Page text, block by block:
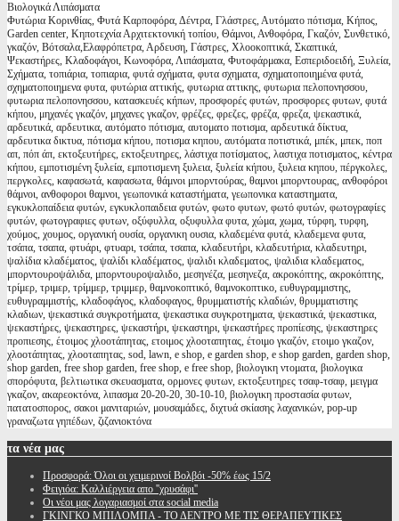
Βιολογικά Λιπάσματα
Φυτώρια Κορινθίας, Φυτά Καρποφόρα, Δέντρα, Γλάστρες, Αυτόματο πότισμα, Κήπος,
Garden center, Κηποτεχνία Αρχιτεκτονική τοπίου, Θάμνοι, Ανθοφόρα, Γκαζόν, Συνθετικό,
γκαζόν, Βότσαλα,Ελαφρόπετρα, Αρδευση, Γάστρες, Χλοοκοπτικά, Σκαπτικά,
Ψεκαστήρες, Κλαδοφάγοι, Κωνοφόρα, Λιπάσματα, Φυτοφάρμακα, Εσπεριδοειδή, Ξυλεία,
Σχήματα, τοπιάρια, τοπιαρια, φυτά σχήματα, φυτα σχηματα, σχηματοποιημένα φυτά,
σχηματοποιημενα φυτα, φυτώρια αττικής, φυτωρια αττικης, φυτωρια πελοπονησσου,
φυτωρια πελοπονησσου, κατασκευές κήπων, προσφορές φυτών, προσφορες φυτων, φυτά
κήπου, μηχανές γκαζόν, μηχανες γκαζον, φρέζες, φρεζες, φρέζα, φρεζα, ψεκαστικά,
αρδευτικά, αρδευτικα, αυτόματο πότισμα, αυτοματο ποτισμα, αρδευτικά δίκτυα,
αρδευτικα δικτυα, πότισμα κήπου, ποτισμα κηπου, αυτόματα ποτιστικά, μπέκ, μπεκ, ποπ
απ, πόπ άπ, εκτοξευτήρες, εκτοξευτηρες, λάστιχα ποτίσματος, λαστιχα ποτισματος, κέντρα
κήπου, εμποτισμένη ξυλεία, εμποτισμενη ξυλεια, ξυλεία κήπου, ξυλεια κηπου, πέργκολες,
περγκολες, καφασωτά, καφασωτα, θάμνοι μπορντούρας, θαμνοι μπορντουρας, ανθοφόροι
θάμνοι, ανθοφοροι θαμνοι, γεωπονικά καταστήματα, γεωπονικα καταστηματα,
εγκυκλοπαίδεια φυτών, εγκυκλοπαιδεια φυτών, φωτο φυτων, φωτό φυτών, φωτογραφίες
φυτών, φωτογραφιες φυτων, οξύφυλλα, οξυφυλλα φυτα, χώμα, χωμα, τύρφη, τυρφη,
χούμος, χουμος, οργανική ουσία, οργανικη ουσια, κλαδεμένα φυτά, κλαδεμενα φυτα,
τσάπα, τσαπα, φτυάρι, φτυαρι, τσάπα, τσαπα, κλαδευτήρι, κλαδευτήρια, κλαδευτηρι,
ψαλίδια κλαδέματος, ψαλίδι κλαδέματος, ψαλιδι κλαδεματος, ψαλιδια κλαδεματος,
μπορντουροψάλιδα, μπορντουροψαλιδο, μεσηνέζα, μεσηνεζα, ακροκόπτης, ακροκόπτης,
τρίμερ, τριμερ, τρίμμερ, τριμμερ, θαμνοκοπτικό, θαμνοκοπτικο, ευθυγραμμιστης,
ευθυγραμμιστής, κλαδοφάγος, κλαδοφαγος, θρυμματιστής κλαδιών, θρυμματιστης
κλαδιων, ψεκαστικά συγκροτήματα, ψεκαστικα συγκροτηματα, ψεκαστικά, ψεκαστικα,
ψεκαστήρες, ψεκαστηρες, ψεκαστήρι, ψεκαστηρι, ψεκαστήρες προπίεσης, ψεκαστηρες
προπιεσης, έτοιμος χλοοτάπητας, ετοιμος χλοοταπητας, έτοιμο γκαζόν, ετοιμο γκαζον,
χλοοτάπητας, χλοοταπητας, sod, lawn, e shop, e garden shop, e shop garden, garden shop,
shop garden, free shop garden, free shop, e free shop, βιολογικη ντοματα, βιολογικα
σπορόφυτα, βελτιωτικα σκευασματα, ορμονες φυτων, εκτοξευτηρες τσαφ-τσαφ, μειγμα
γκαζον, ακαρεοκτόνα, λιπασμα 20-20-20, 30-10-10, βιολογικη προστασία φυτων,
πατατοσπορος, σακοι μανιταριών, μουσαμάδες, διχτυά σκίασης λαχανικών, pop-up
γραναζωτα γηπέδων, ζιζανιοκτόνα
τα νέα μας
Προσφορά: Όλοι οι χειμερινοί Βολβόι -50% έως 15/2
Φειγιόα: Καλλιέργεια απο ''χρυσάφι''
Oι νέοι μας λογαριασμοί στα social media
ΓΚΙΝΓΚΟ ΜΠΙΛΟΜΠΑ - ΤΟ ΔΕΝΤΡΟ ΜΕ ΤΙΣ ΘΕΡΑΠΕΥΤΙΚΕΣ